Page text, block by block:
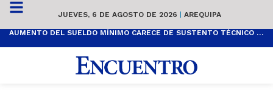
JUEVES, 6 DE AGOSTO DE 2026 | AREQUIPA
AUMENTO DEL SUELDO MÍNIMO CARECE DE SUSTENTO TÉCNICO Y ES POPULISTA